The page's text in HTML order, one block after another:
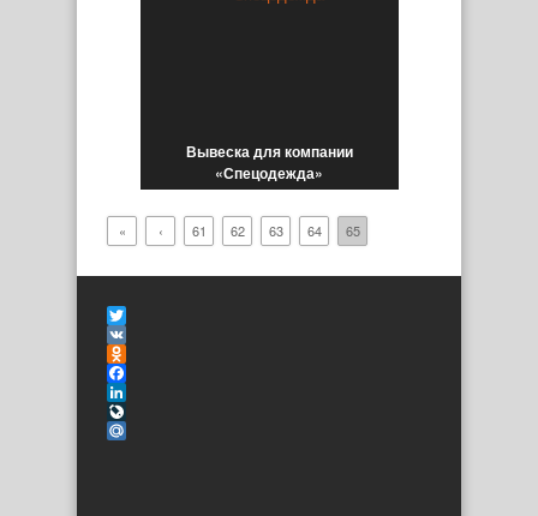
Вывеска для компании
«Спецодежда»
« ‹ 61 62 63 64 65
Twitter
VK
Odnoklassniki
Facebook
LinkedIn
LiveJournal